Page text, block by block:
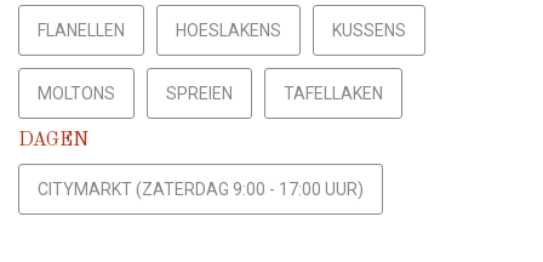
FLANELLEN HOESLAKENS KUSSENS
MOLTONS SPREIEN TAFELLAKEN
DAGEN
CITYMARKT (ZATERDAG 9:00 - 17:00 UUR)